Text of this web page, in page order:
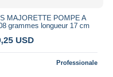
MAJORETTE POMPE A
grammes longueur 17 cm
USD
Professionale